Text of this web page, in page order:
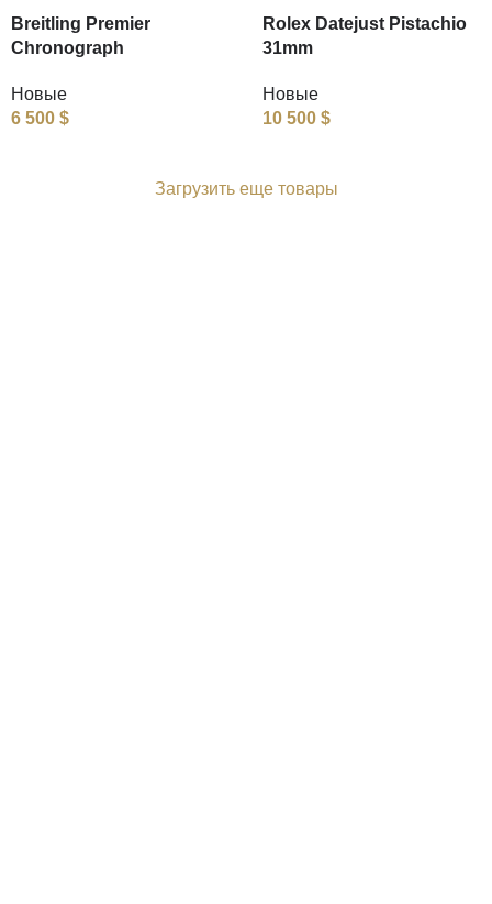
Breitling Premier
Chronograph
Новые
6 500 $
Rolex Datejust Pistachio
31mm
Новые
10 500 $
Загрузить еще товары